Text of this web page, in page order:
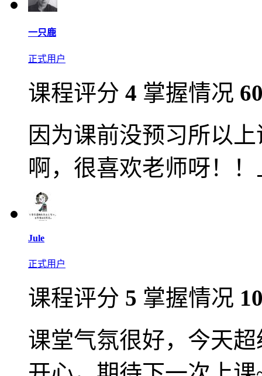
一只鹿
正式用户
课程评分 4 掌握情况
因为课前没预习所以
啊，很喜欢老师呀！
Jule
正式用户
课程评分 5 掌握情况
课堂气氛很好，今天